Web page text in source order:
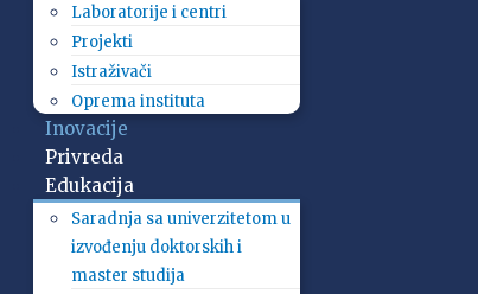
Laboratorije i centri
Projekti
Istraživači
Oprema instituta
Inovacije
Privreda
Edukacija
Saradnja sa univerzitetom u
izvođenju doktorskih i
master studija